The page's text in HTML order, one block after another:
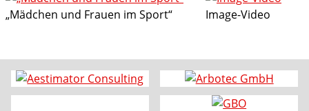
„Mädchen und Frauen im Sport“ Image-Video